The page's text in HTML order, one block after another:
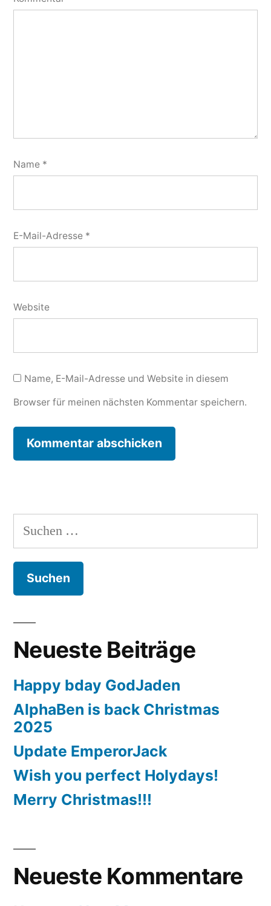
Name *
E-Mail-Adresse *
Website
Name, E-Mail-Adresse und Website in diesem
Browser für meinen nächsten Kommentar speichern.
Suchen
nach:
Neueste Beiträge
Happy bday GodJaden
AlphaBen is back Christmas
2025
Update EmperorJack
Wish you perfect Holydays!
Merry Christmas!!!
Neueste Kommentare